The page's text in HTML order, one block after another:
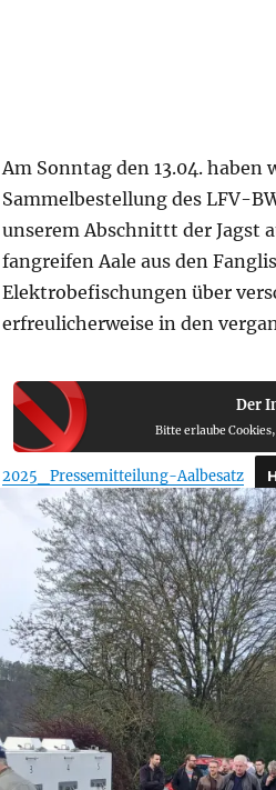
Am Sonntag den 13.04. haben
Sammelbestellung des LFV-
unserem Abschnittt der Jagst
fangreifen Aale aus den
Elektrobefischungen über
erfreulicherweise in den
Der
Bitte erlaube
2025_Pressemitteilung-Aalbesatz